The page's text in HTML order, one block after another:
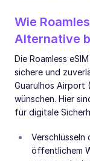
Wie
Alternative
Die Roamless
sichere und
Guarulhos Airport
wünschen. Hier
für digitale
Verschlüsseln
öffentlichem